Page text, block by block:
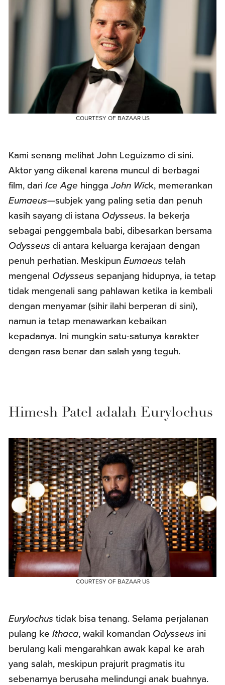
COURTESY OF BAZAAR US
Kami senang melihat John Leguizamo di sini.
Aktor yang dikenal karena muncul di berbagai
film, dariIce Age hinggaJohn Wick, memerankan
Eumaeus—subjek yang paling setia dan penuh
kasih sayang di istana Odysseus. Ia bekerja
sebagai penggembala babi, dibesarkan bersama
Odysseus di antara keluarga kerajaan dengan
penuh perhatian. MeskipunEumaeus telah
mengenal Odysseus sepanjang hidupnya, ia tetap
tidak mengenali sang pahlawan ketika ia kembali
dengan menyamar (sihir ilahi berperan di sini),
namun ia tetap menawarkan kebaikan
kepadanya. Ini mungkin satu-satunya karakter
dengan rasa benar dan salah yang teguh.
Himesh Patel adalah Eurylochus
COURTESY OF BAZAAR US
Eurylochus tidak bisa tenang. Selama perjalanan
pulang keIthaca, wakil komandan Odysseus ini
berulang kali mengarahkan awak kapal ke arah
yang salah, meskipun prajurit pragmatis itu
sebenarnya berusaha melindungi anak buahnya.